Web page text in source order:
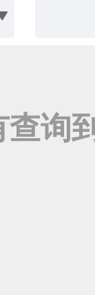
询